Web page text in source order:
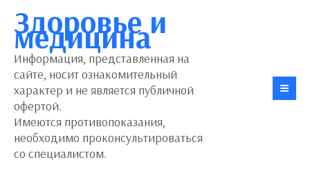
Здоровье и
медицина
Информация, представленная на
сайте, носит ознакомительный
характер и не является публичной
офертой.
Имеются противопоказания,
необходимо проконсультироваться
со специалистом.